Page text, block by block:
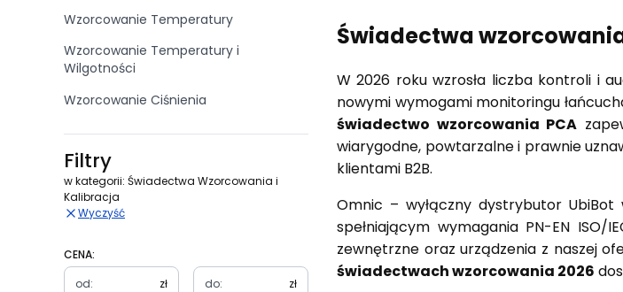
Wzorcowanie Temperatury
Wzorcowanie Temperatury i
Wilgotności
Wzorcowanie Ciśnienia
Filtry
w kategorii: Świadectwa Wzorcowania i
Kalibracja
Wyczyść
CENA:
zł
zł
Świadectwa
W 2026 roku wzrosła liczba kontroli i
nowymi wymogami monitoringu
świadectwo wzorcowania PCA
wiarygodne, powtarzalne i prawnie
klientami B2B.
Omnic – wyłączny dystrybutor
spełniającym wymagania PN-EN ISO/
zewnętrzne oraz urządzenia z naszej
świadectwach wzorcowania 2026